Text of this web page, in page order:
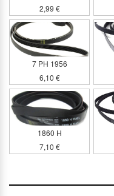
2,99 €
7 PH 1956
6,10 €
1860 H
7,10 €